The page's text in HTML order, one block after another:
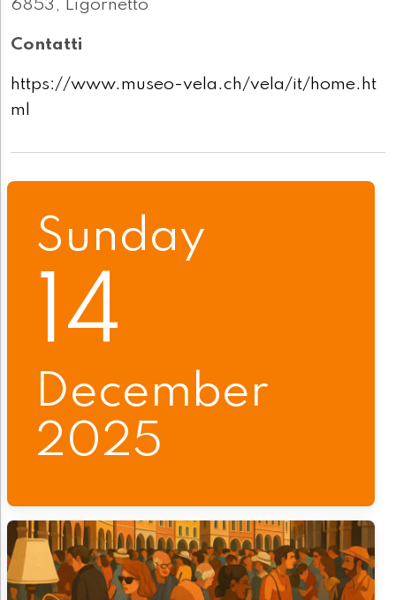
6853, Ligornetto
Contatti
https://www.museo-vela.ch/vela/it/home.ht
ml
Sunday
14
December
2025